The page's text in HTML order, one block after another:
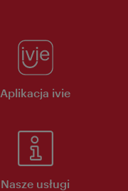
Aplikacja ivie
Nasze usługi